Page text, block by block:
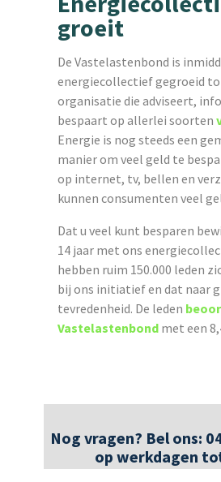
groeit
De Vastelastenbond is
energiecollectief gegroeid
organisatie die adviseert,
bespaart op allerlei soorten
Energie is nog steeds een
manier om veel geld te
op internet, tv, bellen en
kunnen consumenten veel
Dat u veel kunt besparen
14 jaar met ons
hebben ruim 150.000 leden
bij ons initiatief en dat naar
tevredenheid. De leden
Vastelastenbond met een
Nog vragen? Bel ons:
op werkdagen